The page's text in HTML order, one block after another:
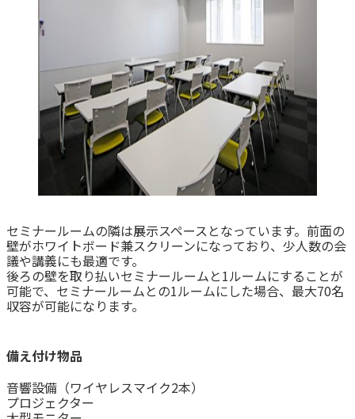
セミナールームの隣は展示スペースとなっています。前面の
壁がホワイトボード兼スクリーンになっており、少人数の会
議や講義にも最適です。
後ろの壁を取り払いセミナールームと1ルームにすることが
可能で、セミナールームとの1ルームにした場合、最大70名
収容が可能になります。
備え付け物品
音響設備（ワイヤレスマイク2本）
プロジェクター